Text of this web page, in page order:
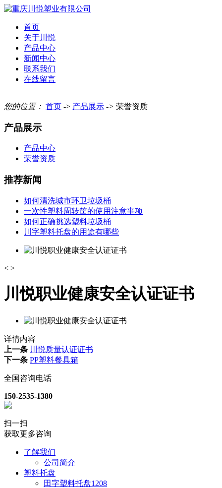
首页
关于川悦
产品中心
新闻中心
联系我们
在线留言
您的位置： 首页 -> 产品展示 -> 荣誉资质
产品展示
产品中心
荣誉资质
推荐新闻
如何清洗城市环卫垃圾桶
一次性塑料周转筐的使用注意事项
如何正确挑选塑料垃圾桶
川字塑料托盘的用途有哪些
< >
川悦职业健康安全认证证书
详情内容
上一条 川悦质量认证证书
下一条 PP塑料餐具箱
全国咨询电话
150-2535-1380
扫一扫
获取更多咨询
了解我们
公司简介
塑料托盘
田字塑料托盘1208